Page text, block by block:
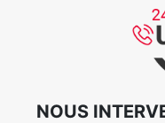
NOUS